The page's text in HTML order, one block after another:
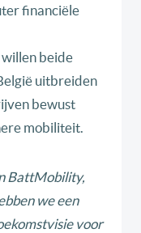
financiële
beide
uitbreiden
bewust
mobiliteit.
BattMobility,
we een
voor